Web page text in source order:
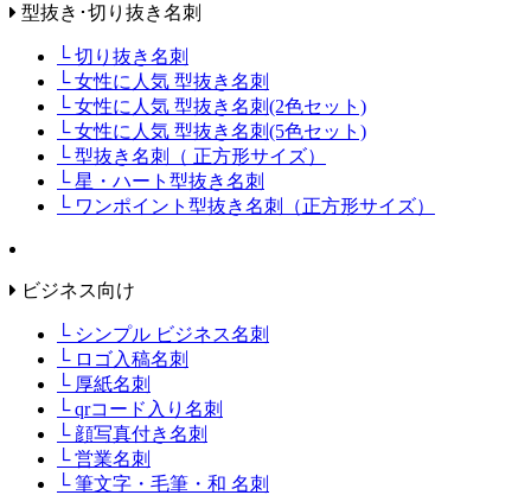
型抜き･切り抜き名刺
└ 切り抜き名刺
└ 女性に人気 型抜き名刺
└ 女性に人気 型抜き名刺(2色セット)
└ 女性に人気 型抜き名刺(5色セット)
└ 型抜き名刺（ 正方形サイズ）
└ 星・ハート型抜き名刺
└ ワンポイント型抜き名刺（正方形サイズ）
ビジネス向け
└ シンプル ビジネス名刺
└ ロゴ入稿名刺
└ 厚紙名刺
└ qrコード入り名刺
└ 顔写真付き名刺
└ 営業名刺
└ 筆文字・毛筆・和 名刺